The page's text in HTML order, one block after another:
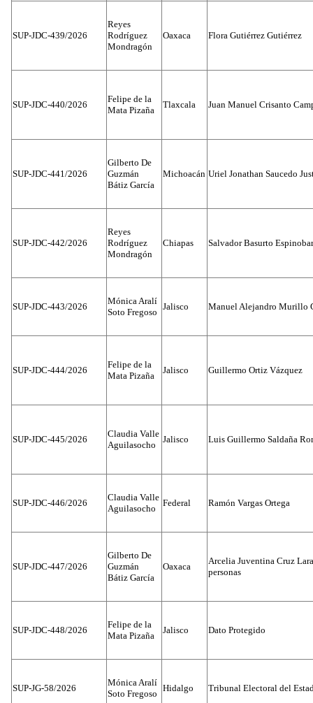
SUP-JDC-439/2026
Reyes
Rodríguez
Mondragón
Oaxaca Flora Gutiérrez Gutiérrez
SUP-JDC-440/2026
Felipe de la
Mata Pizaña
Tlaxcala Juan Manuel Crisanto
SUP-JDC-441/2026
Gilberto De
Guzmán
Bátiz García
Michoacán Uriel Jonathan Saucedo
SUP-JDC-442/2026
Reyes
Rodríguez
Mondragón
Chiapas Salvador Basurto
SUP-JDC-443/2026
Mónica Aralí
Soto Fregoso
Jalisco Manuel Alejandro Murillo
SUP-JDC-444/2026
Felipe de la
Mata Pizaña
Jalisco Guillermo Ortiz Vázquez
SUP-JDC-445/2026
Claudia Valle
Aguilasocho
Jalisco Luis Guillermo Saldaña
SUP-JDC-446/2026
Claudia Valle
Aguilasocho
Federal Ramón Vargas Ortega
SUP-JDC-447/2026
Gilberto De
Guzmán
Bátiz García
Oaxaca
Arcelia Juventina Cruz
personas
SUP-JDC-448/2026
Felipe de la
Mata Pizaña
Jalisco Dato Protegido
SUP-JG-58/2026
Mónica Aralí
Soto Fregoso
Hidalgo Tribunal Electoral del